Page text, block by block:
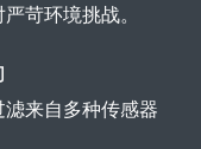
苛环境挑战。
来自多种传感器